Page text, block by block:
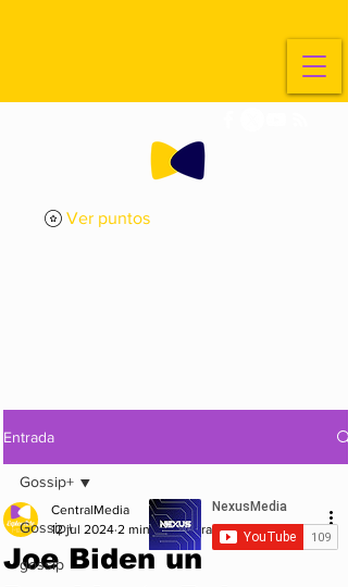
Ver puntos
Entrada
Gossip+
gossip
Gossip+
Joe Biden un
CentralMedia
12 jul 2024 2 min de lectura